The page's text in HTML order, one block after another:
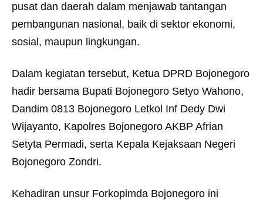
pusat dan daerah dalam menjawab tantangan
pembangunan nasional, baik di sektor ekonomi,
sosial, maupun lingkungan.
Dalam kegiatan tersebut, Ketua DPRD Bojonegoro
hadir bersama Bupati Bojonegoro Setyo Wahono,
Dandim 0813 Bojonegoro Letkol Inf Dedy Dwi
Wijayanto, Kapolres Bojonegoro AKBP Afrian
Setyta Permadi, serta Kepala Kejaksaan Negeri
Bojonegoro Zondri.
Kehadiran unsur Forkopimda Bojonegoro ini